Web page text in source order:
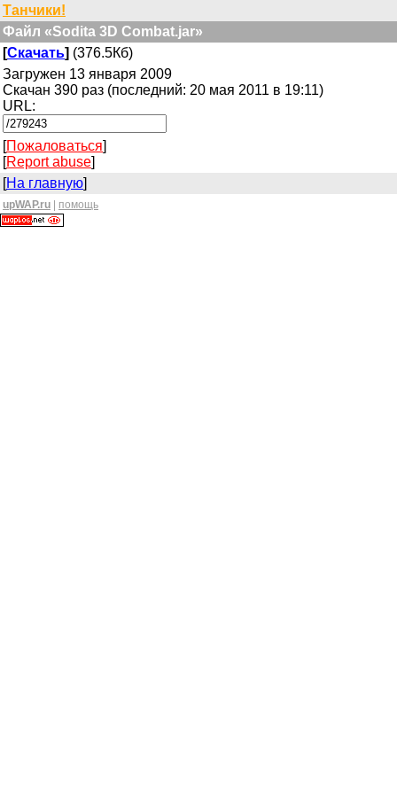
Танчики!
Файл «Sodita 3D Combat.jar»
[Скачать] (376.5Кб)
Загружен 13 января 2009
Скачан 390 раз (последний: 20 мая 2011 в 19:11)
URL:
[Пожаловаться]
[Report abuse]
[На главную]
upWAP.ru помощь